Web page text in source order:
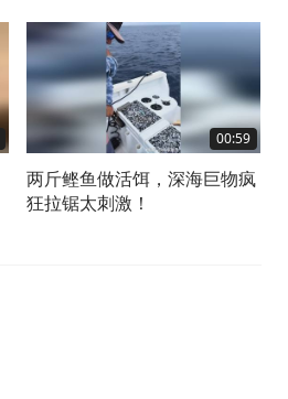
00:59
两斤鲣鱼做活饵，深海巨物疯
狂拉锯太刺激！